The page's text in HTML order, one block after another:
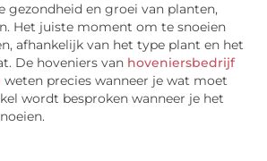
gezondheid en groei van planten,
Het juiste moment om te snoeien
afhankelijk van het type plant en het
De hoveniers van hoveniersbedrijf
weten precies wanneer je wat moet
wordt besproken wanneer je het